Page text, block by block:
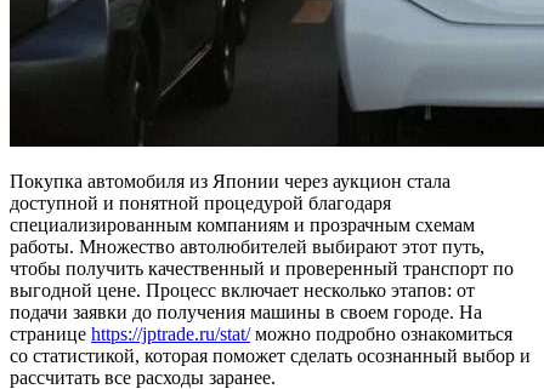
Покупка автомобиля из Японии через аукцион стала
доступной и понятной процедурой благодаря
специализированным компаниям и прозрачным схемам
работы. Множество автолюбителей выбирают этот путь,
чтобы получить качественный и проверенный транспорт по
выгодной цене. Процесс включает несколько этапов: от
подачи заявки до получения машины в своем городе. На
странице https://jptrade.ru/stat/можно подробно ознакомиться
со статистикой, которая поможет сделать осознанный выбор и
рассчитать все расходы заранее.